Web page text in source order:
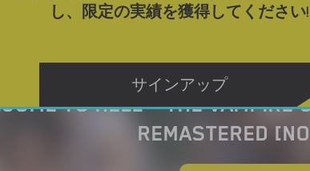
TO HELL – THE
REMASTERED
し、限定の実績を獲得してください!
サインアップ